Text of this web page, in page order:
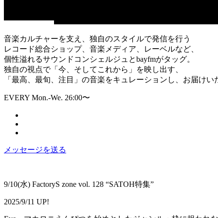
音楽カルチャーを支え、独自のスタイルで発信を行う
レコード総合ショップ、音楽メディア、レーベルなど、
個性溢れるサウンドコンシェルジュとbayfmがタッグ。
独自の視点で「今、そしてこれから」を映し出す、
「最高、最旬、注目」の音楽をキュレーションし、お届けい
EVERY Mon.-We. 26:00〜
メッセージを送る
9/10(水) FactoryS zone vol. 128 “SATOH特集”
2025/9/11 UP!